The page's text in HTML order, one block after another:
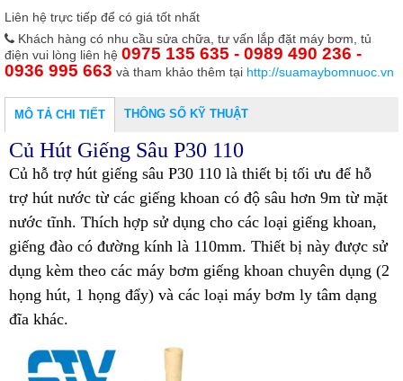
Liên hệ trực tiếp để có giá tốt nhất
Khách hàng có nhu cầu sửa chữa, tư vấn lắp đặt máy bơm, tủ
điện vui lòng liên hệ 0975 135 635 - 0989 490 236 -
0936 995 663 và tham khảo thêm tại http://suamaybomnuoc.vn
MÔ TẢ CHI TIẾT THÔNG SỐ KỸ THUẬT
Củ Hút Giếng Sâu P30 110
Củ hỗ trợ hút giếng sâu P30 110 là thiết bị tối ưu để hỗ
trợ hút nước từ các giếng khoan có độ sâu hơn 9m từ mặt
nước tĩnh. Thích hợp sử dụng cho các loại giếng khoan,
giếng đào có đường kính là 110mm. Thiết bị này được sử
dụng kèm theo các máy bơm giếng khoan chuyên dụng (2
họng hút, 1 họng đẩy) và các loại máy bơm ly tâm dạng
đĩa khác.